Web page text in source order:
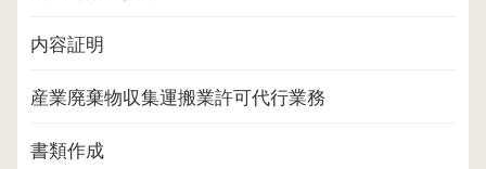
内容証明
産業廃棄物収集運搬業許可代行業務
書類作成